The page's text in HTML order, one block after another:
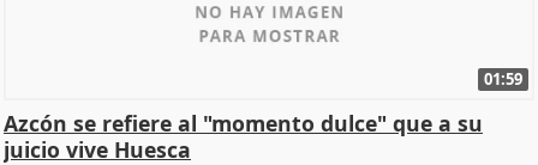
01:59
Azcón se refiere al "momento dulce" que a su
juicio vive Huesca